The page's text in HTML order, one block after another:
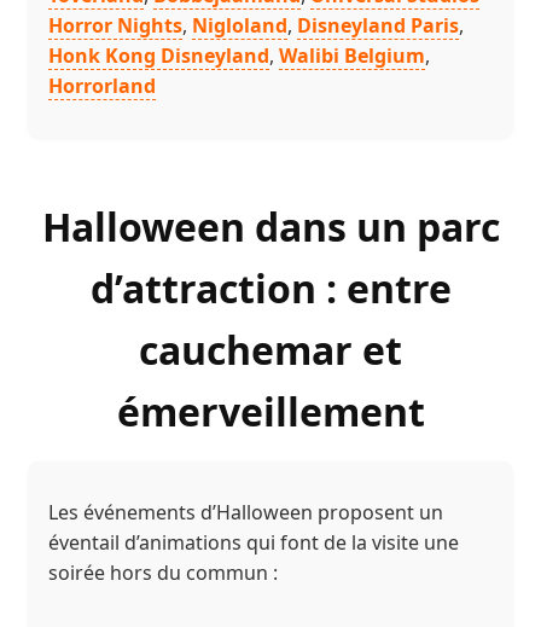
Horror Nights, Nigloland, Disneyland Paris,
Honk Kong Disneyland, Walibi Belgium,
Horrorland
Halloween dans un parc
d’attraction : entre
cauchemar et
émerveillement
Les événements d’Halloween proposent un
éventail d’animations qui font de la visite une
soirée hors du commun :